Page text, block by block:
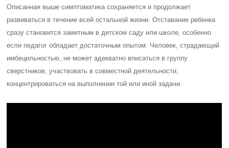
Описанная выше симптоматика сохраняется и продолжает
развиваться в течение всей остальной жизни. Отставание ребенка
сразу становится заметным в детском саду или школе, особенно
если педагог обладает достаточным опытом. Человек, страдающий
имбецильностью, не может адекватно вписаться в группу
сверстников, участвовать в совместной деятельности,
концентрироваться на выполнении той или иной задачи.